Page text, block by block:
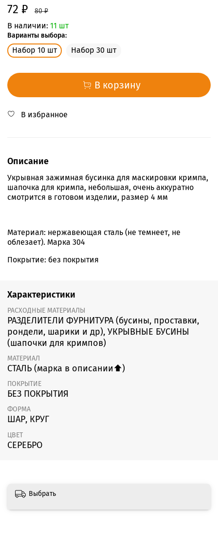
72 ₽ 80 ₽
В наличии: 11 шт
Варианты выбора:
Набор 10 шт Набор 30 шт
В корзину
В избранное
Описание
Укрывная зажимная бусинка для маскировки кримпа,
шапочка для кримпа, небольшая, очень аккуратно
смотрится в готовом изделии, размер 4 мм
Материал: нержавеющая сталь (не темнеет, не
облезает). Марка 304
Покрытие: без покрытия
Характеристики
РАСХОДНЫЕ МАТЕРИАЛЫ
РАЗДЕЛИТЕЛИ ФУРНИТУРА (бусины, проставки,
рондели, шарики и др), УКРЫВНЫЕ БУСИНЫ
(шапочки для кримпов)
МАТЕРИАЛ
СТАЛЬ (марка в описании⬆️)
ПОКРЫТИЕ
БЕЗ ПОКРЫТИЯ
ФОРМА
ШАР, КРУГ
ЦВЕТ
СЕРЕБРО
Выбрать